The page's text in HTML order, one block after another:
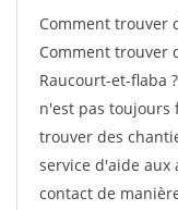
Comment trouver
Comment trouver
Raucourt-et-flaba
n'est pas toujours
trouver des
service d'aide
contact de